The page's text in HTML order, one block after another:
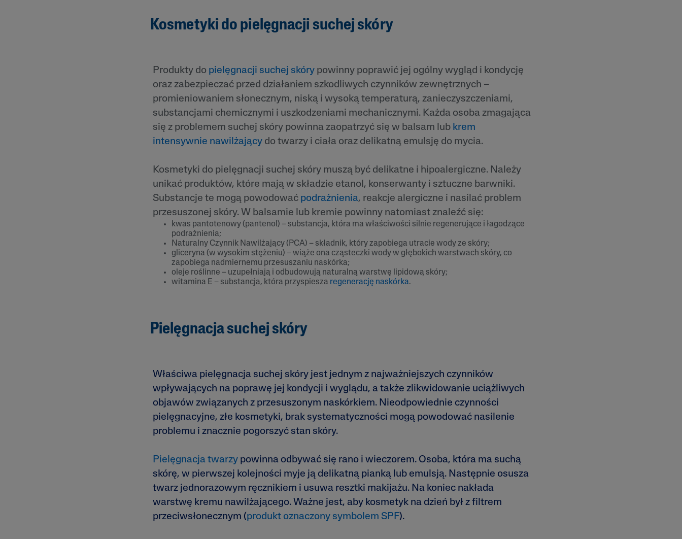
Skóra Szorstka i
Kosmetyki do pielęgnacji suchej skóry
Produkty do pielęgnacji suchej skóry powinny poprawić jej ogólny wygląd i kondycję
oraz zabezpieczać przed działaniem szkodliwych czynników zewnętrznych –
promieniowaniem słonecznym, niską i wysoką temperaturą, zanieczyszczeniami,
substancjami chemicznymi i uszkodzeniami mechanicznymi. Każda osoba zmagająca
się z problemem suchej skóry powinna zaopatrzyć się w balsam lub krem
intensywnie nawilżający do twarzy i ciała oraz delikatną emulsję do mycia.
Kosmetyki do pielęgnacji suchej skóry muszą być delikatne i hipoalergiczne. Należy
unikać produktów, które mają w składzie etanol, konserwanty i sztuczne barwniki.
Substancje te mogą powodować podrażnienia, reakcje alergiczne i nasilać problem
przesuszonej skóry. W balsamie lub kremie powinny natomiast znaleźć się:
kwas pantotenowy (pantenol) – substancja, która ma właściwości silnie regenerujące i łagodzące
podrażnienia;
Naturalny Czynnik Nawilżający (PCA) – składnik, który zapobiega utracie wody ze skóry;
gliceryna (w wysokim stężeniu) – wiąże ona cząsteczki wody w głębokich warstwach skóry, co
zapobiega nadmiernemu przesuszaniu naskórka;
oleje roślinne – uzupełniają i odbudowują naturalną warstwę lipidową skóry;
witamina E – substancja, która przyspiesza regenerację naskórka.
Pielęgnacja suchej skóry
Właściwa pielęgnacja suchej skóry jest jednym z najważniejszych czynników
wpływających na poprawę jej kondycji i wyglądu, a także zlikwidowanie uciążliwych
objawów związanych z przesuszonym naskórkiem. Nieodpowiednie czynności
pielęgnacyjne, złe kosmetyki, brak systematyczności mogą powodować nasilenie
problemu i znacznie pogorszyć stan skóry.
Pielęgnacja twarzy powinna odbywać się rano i wieczorem. Osoba, która ma suchą
skórę, w pierwszej kolejności myje ją delikatną pianką lub emulsją. Następnie osusza
twarz jednorazowym ręcznikiem i usuwa resztki makijażu. Na koniec nakłada
warstwę kremu nawilżającego. Ważne jest, aby kosmetyk na dzień był z filtrem
przeciwsłonecznym (produkt oznaczony symbolem SPF).